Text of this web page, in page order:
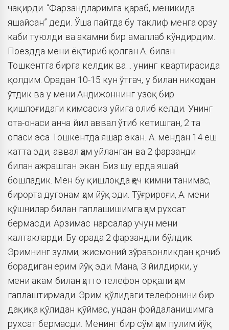
чақирди. “Фарзандларимга қараб, меникида
яшайсан” деди. Ўша пайтда бу таклиф менга орзу
каби туюлди ва акамни бир амаллаб кўндирдим.
Поездда мени ёқтириб қолган А. билан
Тошкентга бирга келдик ва… унинг квартирасида
қолдим. Орадан 10-15 кун ўтгач, у билан никоҳдан
ўтдик ва у мени Андижоннинг узоқ бир
қишлоғидаги кимсасиз уйига олиб келди. Унинг
ота-онаси анча йил аввал ўтиб кетишган, 2 та
опаси эса Тошкентда яшар экан. А. мендан 14 ёш
катта эди, аввал ҳам уйланган ва 2 фарзанди
билан ажрашган экан. Биз шу ерда яшай
бошладик. Мен бу қишлоқда ҳеч кимни танимас,
бирорта дугонам ҳам йўқ эди. Тўғрироғи, А. мени
қўшнилар билан гаплашишимга ҳам рухсат
бермасди. Арзимас нарсалар учун мени
калтакларди. Бу орада 2 фарзандли бўлдик.
Эримнинг зулми, жисмоний зўравонликдан қочиб
борадиган ерим йўқ эди. Мана, 3 йилдирки, у
мени акам билан ҳатто телефон орқали ҳам
гаплаштирмади. Эрим қўлидаги телефонини бир
дақиқа қўлидан қўймас, ундан фойдаланишимга
рухсат бермасди. Менинг бир сўм ҳам пулим йўқ